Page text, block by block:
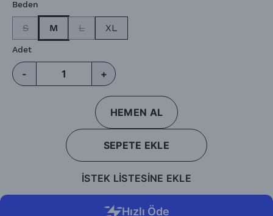
Beden
S M L XL
Adet
- +
HEMEN AL
SEPETE EKLE
İSTEK LİSTESİNE EKLE